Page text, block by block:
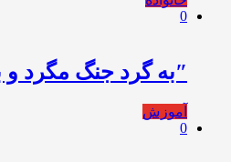
0
″به گرد جنگ مگرد
آموزش
0